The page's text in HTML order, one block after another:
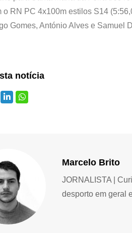
o RN PC 4x100m estilos S14
Gomes, António Alves e Samuel
notícia
Marcelo Brito
JORNALISTA |
desporto em geral